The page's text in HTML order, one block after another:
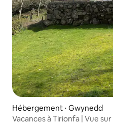
Hébergement ⋅ Gwynedd
Vacances à Tirionfa | Vue